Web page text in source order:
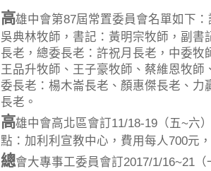
高雄中會第87屆常置委員會名單如下
吳典林牧師，書記：黃明宗牧師，副
長老，總委長老：許祝月長老，中委
王品升牧師、王子豪牧師、蔡維恩牧
委長老：楊木崙長老、顏惠傑長老、力
長老。
高雄中會高北區會訂11/18-19（五~六
點：加利利宣教中心，費用每人700元
總會大專事工委員會訂2017/1/16~21